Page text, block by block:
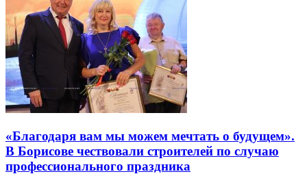
«Благодаря вам мы можем мечтать о будущем».
В Борисове чествовали строителей по случаю
профессионального праздника